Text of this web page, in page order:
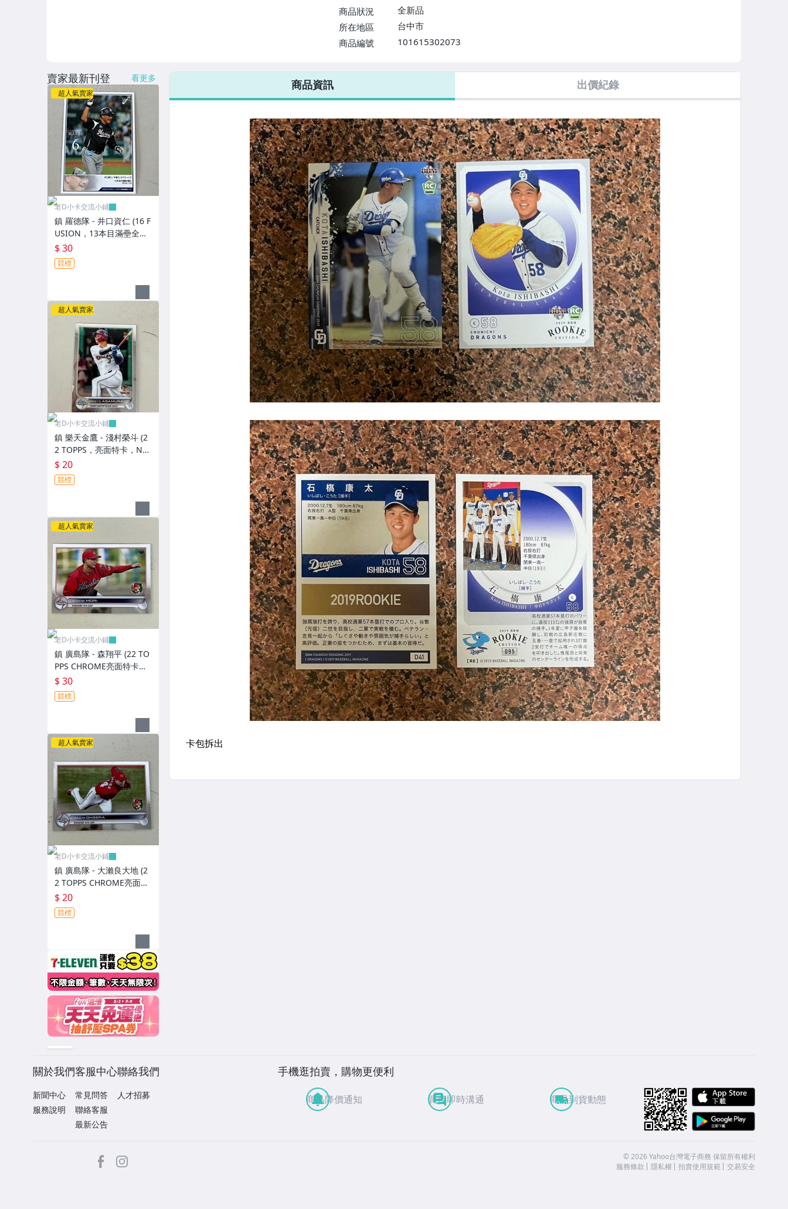
$60】
商品狀況
全新品
所在地區
台中市
商品編號
101615302073
7-ELEVEN 運費只要38元
商品資訊 出價紀錄
賣家最新刊登 看更多
超人氣賣家
老D小卡交流小鋪
鎮 羅德隊 - 井口資仁 (16 F
USION，13本目滿壘全壘
打，NO.064) BBM活動
卡，有鋼印
$ 30
競標
超人氣賣家
老D小卡交流小鋪
鎮 樂天金鷹 - 淺村榮斗 (2
2 TOPPS，亮面特卡，NO.
115)
$ 20
競標
超人氣賣家
老D小卡交流小鋪
鎮 廣島隊 - 森翔平 (22 TO
PPS CHROME亮面特卡，
NO.175) RC新人卡
$ 30
競標
超人氣賣家
老D小卡交流小鋪
鎮 廣島隊 - 大瀨良大地 (2
2 TOPPS CHROME亮面特
卡，NO.176)
$ 20
競標
關於我們
新聞中心
服務說明
客服中心
常見問答
聯絡客服
最新公告
聯絡我們
人才招募
手機逛拍賣，購物更便利
商品降價通知 買賣即時溝通 商品到貨動態
facebook ©2026 Yahoo台灣電子商務 保留所有權利
服務條款
隱私權 拍賣使用規範 交易安全